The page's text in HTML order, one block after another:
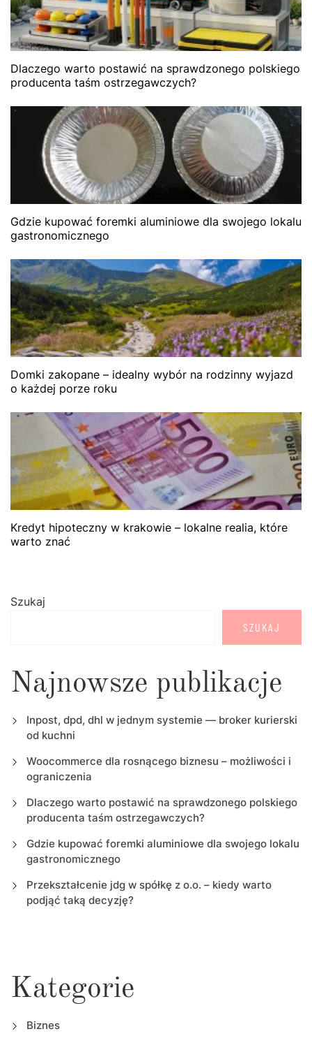
Dlaczego warto postawić na sprawdzonego polskiego
producenta taśm ostrzegawczych?
Gdzie kupować foremki aluminiowe dla swojego lokalu
gastronomicznego
Domki zakopane – idealny wybór na rodzinny wyjazd
o każdej porze roku
Kredyt hipoteczny w krakowie – lokalne realia, które
warto znać
Szukaj
SZUKAJ
Najnowsze publikacje
Inpost, dpd, dhl w jednym systemie — broker kurierski
od kuchni
Woocommerce dla rosnącego biznesu – możliwości i
ograniczenia
Dlaczego warto postawić na sprawdzonego polskiego
producenta taśm ostrzegawczych?
Gdzie kupować foremki aluminiowe dla swojego lokalu
gastronomicznego
Przekształcenie jdg w spółkę z o.o. – kiedy warto
podjąć taką decyzję?
Kategorie
Biznes